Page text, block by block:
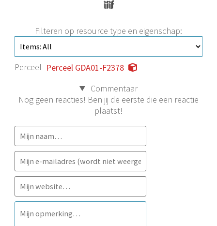
Filteren op resource type en eigenschap:
Perceel Perceel GDA01-F2378
Commentaar
Nog geen reacties! Ben jij de eerste die een reactie
plaatst!